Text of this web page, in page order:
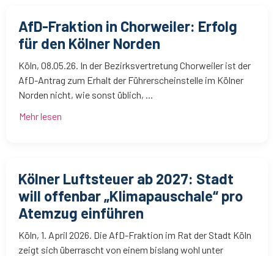
AfD-Fraktion in Chorweiler: Erfolg
für den Kölner Norden
Köln, 08.05.26. In der Bezirksvertretung Chorweiler ist der
AfD-Antrag zum Erhalt der Führerscheinstelle im Kölner
Norden nicht, wie sonst üblich, ...
Mehr lesen
Kölner Luftsteuer ab 2027: Stadt
will offenbar „Klimapauschale“ pro
Atemzug einführen
Köln, 1. April 2026. Die AfD-Fraktion im Rat der Stadt Köln
zeigt sich überrascht von einem bislang wohl unter